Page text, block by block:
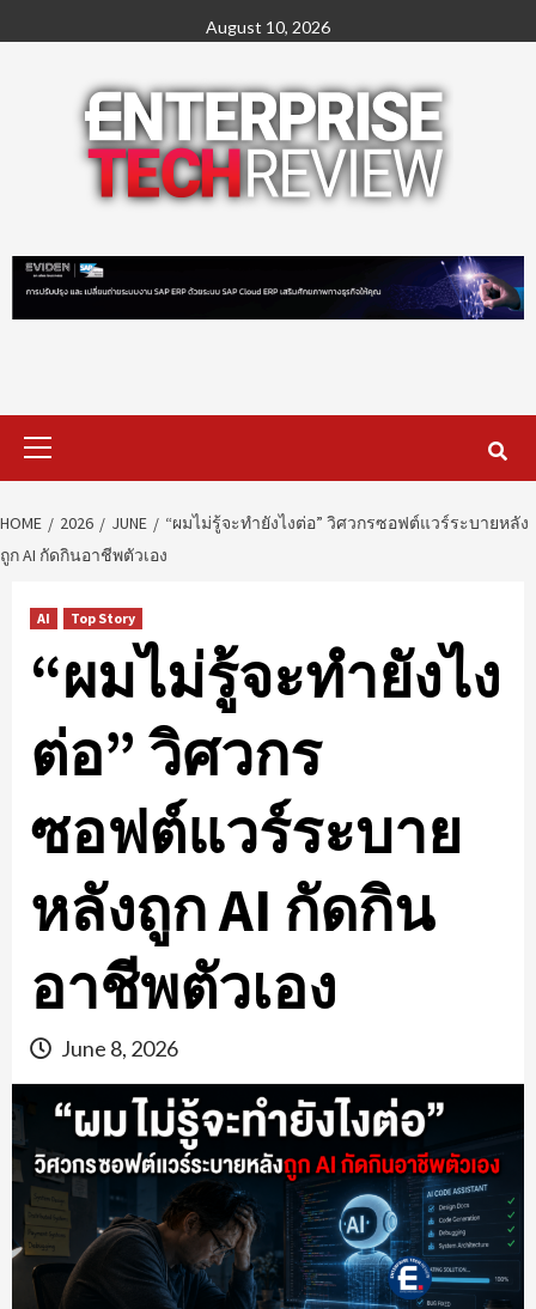
to
August 10, 2026
Primary
Menu
HOME 2026 JUNE
“ผมไม่รู้จะทำยังไงต่อ” วิศวกรซอฟต์แวร์ระบายหลัง
ถูก AI กัดกินอาชีพตัวเอง
AI Top Story
“ผมไม่รู้จะทำยังไง
ต่อ” วิศวกร
ซอฟต์แวร์ระบาย
หลังถูก AI กัดกิน
อาชีพตัวเอง
June 8, 2026